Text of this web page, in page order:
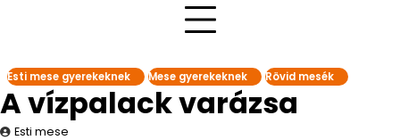
Esti mese gyerekeknek Mese gyerekeknek Rövid mesék
A vízpalack varázsa
Esti mese